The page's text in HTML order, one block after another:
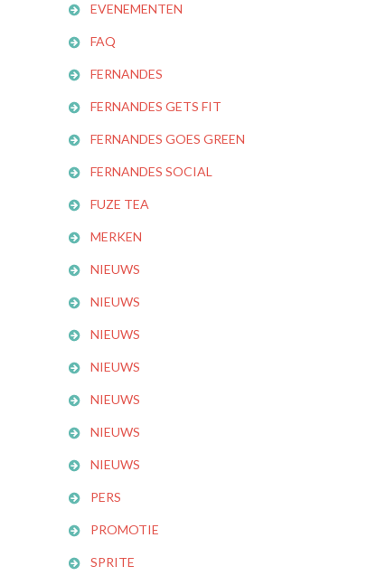
EVENEMENTEN
FAQ
FERNANDES
FERNANDES GETS FIT
FERNANDES GOES GREEN
FERNANDES SOCIAL
FUZE TEA
MERKEN
NIEUWS
NIEUWS
NIEUWS
NIEUWS
NIEUWS
NIEUWS
NIEUWS
PERS
PROMOTIE
SPRITE